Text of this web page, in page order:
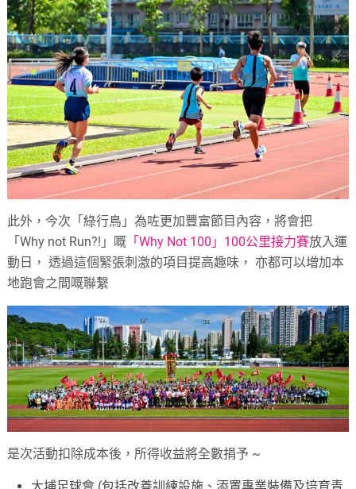
此外，今次「綠行鳥」為咗更加豐富節目內容​，將會把​
「Why not Run?!」嘅​ 「Why Not 100​」100公里接力​​賽放入運
動日， 透過這個緊張刺激的項目提高趣味， 亦都可以增加本
地跑會之間嘅聯繫
是次活動扣除成本後，​所得收益將全數捐予​ ~
大埔足球會 (包括改善訓練設施、添置專業裝備及培育青